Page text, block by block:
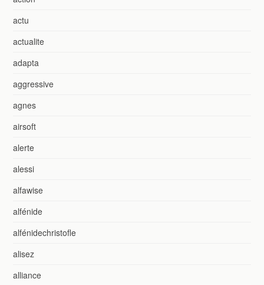
actu
actualite
adapta
aggressive
agnes
airsoft
alerte
alessi
alfawise
alfénide
alfénidechristofle
alisez
alliance